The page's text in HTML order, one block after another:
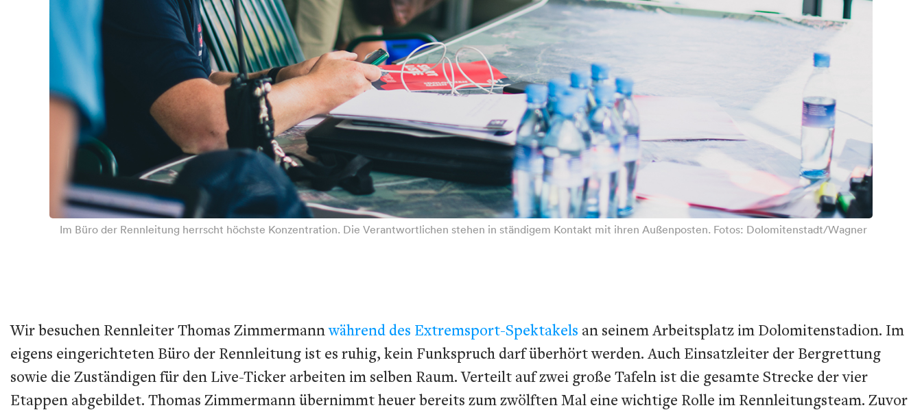
Im Büro der Rennleitung herrscht höchste Konzentration. Die Verantwortlichen stehen in ständigem Kontakt mit ihren Außenposten. Fotos: Dolomitenstadt/Wagner
Wir besuchen Rennleiter Thomas Zimmermannwährend des Extremsport-Spektakels an seinem Arbeitsplatz im Dolomitenstadion. Im
eigens eingerichteten Büro der Rennleitung ist es ruhig, kein Funkspruch darf überhört werden. Auch Einsatzleiter der Bergrettung
sowie die Zuständigen für den Live-Ticker arbeiten im selben Raum. Verteilt auf zwei große Tafeln ist die gesamte Strecke der vier
Etappen abgebildet. Thomas Zimmermann übernimmt heuer bereits zum zwölften Mal eine wichtige Rolle im Rennleitungsteam. Zuvor